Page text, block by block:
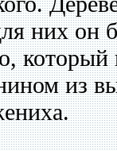
них он
который
из